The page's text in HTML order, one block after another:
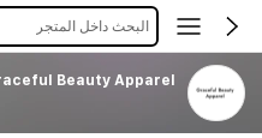
البحث داخل المتجر
Beauty Apparel